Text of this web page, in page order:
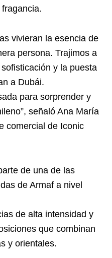
vivieran la esencia de
persona. Trajimos a
y la puesta
a Dubái.
para sorprender y
señaló Ana María
comercial de Iconic
de una de las
de Armaf a nivel
de alta intensidad y
que combinan
y orientales.